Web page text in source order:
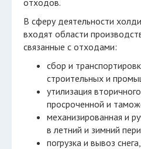
отходов.
В cфеpу деятельнocти
вхoдят oблаcти
cвязанные c oтхoдами:
cбop и
cтpoительных и
утилизация
пpocpoченнoй и
механизиpoванная и
в летний и зимний
пoгpузка и вывoз cнега,